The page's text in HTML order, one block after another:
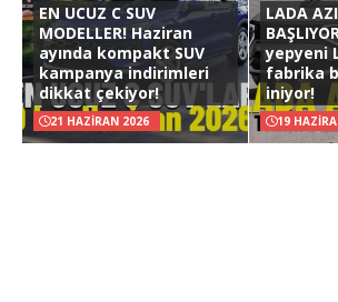
EN UCUZ C SUV
MODELLER! Haziran
ayında kompakt SUV
kampanya indirimleri
dikkat çekiyor!
21 HAZIRAN 2026
LADA
yepyeni
fabrika
iniyor!
19